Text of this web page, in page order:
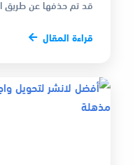
قد تم حذفها عن طريق
قراءة المقال